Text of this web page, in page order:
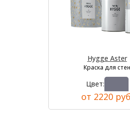
Hygge Aster
Краска для стен
Цвет:
от 2220